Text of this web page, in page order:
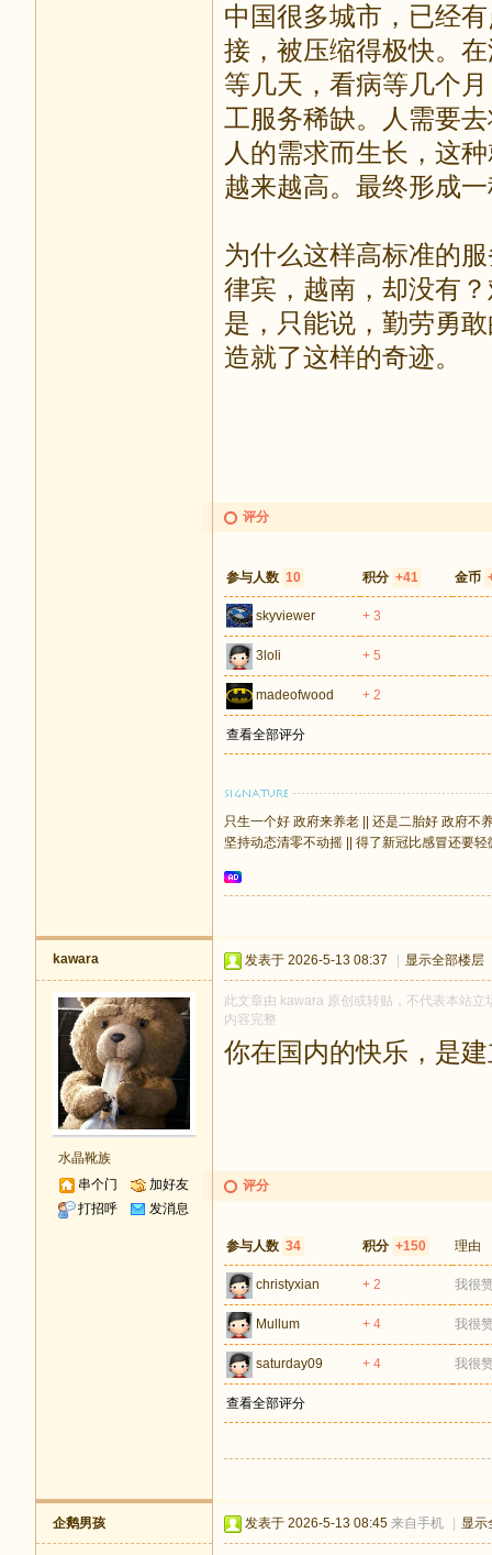
中国很多城市，已经
接，被压缩得极快。
等几天，看病等几个
工服务稀缺。人需要
人的需求而生长，这
越来越高。最终形成
为什么这样高标准的
律宾，越南，却没有
是，只能说，勤劳勇
造就了这样的奇迹。
评分
参与人数 10 积分 +41 金币
skyviewer + 3
3loli + 5
madeofwood + 2
查看全部评分
只生一个好 政府来养老 || 还是二胎好 政府不
坚持动态清零不动摇 || 得了新冠比感冒还要轻
kawara
水晶靴族
串个门
加好友
打招呼
发消息
发表于 2026-5-13 08:37 显示全部楼层
此文章由 kawara 原创或转贴，不代表本站
内容完整
你在国内的快乐，是
评分
参与人数 34 积分 +150 理由
christyxian + 2 我很
Mullum + 4 我很
saturday09 + 4 我很
查看全部评分
企鹅男孩 发表于 2026-5-13 08:45 来自手机 显示